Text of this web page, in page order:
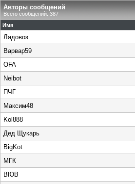
Авторы сообщений
Всего сообщений: 387
Имя
Ладовоз
Варвар59
OFA
Neibot
ПЧГ
Максим48
Kol888
Дед Щукарь
BigKot
МГК
ВЮВ